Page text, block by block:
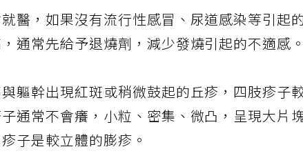
醫，如果沒有流行性感冒、尿道感染等引起
通常先給予退燒劑，減少發燒引起的不適感。
軀幹出現紅斑或稍微鼓起的丘疹，四肢疹子
通常不會癢，小粒、密集、微凸，呈現大片
子是較立體的膨疹。